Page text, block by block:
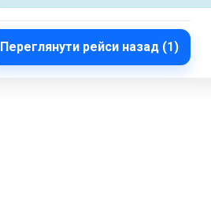
Переглянути рейси назад (1)